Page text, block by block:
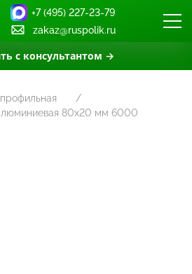
с консультантом →
+7 (495) 227-23-79
zakaz@ruspolik.ru
80х20 мм 6000